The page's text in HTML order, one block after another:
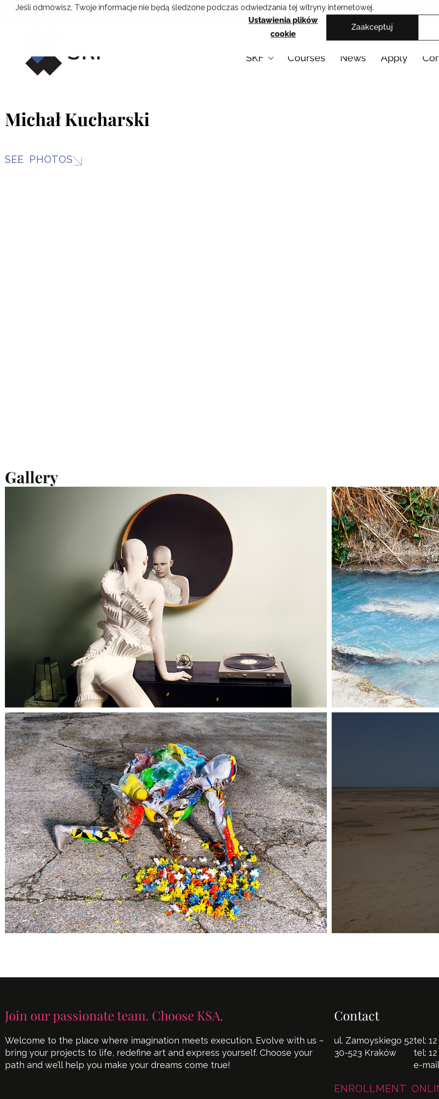
Jeśli odmówisz, Twoje informacje nie będą śledzone podczas odwiedzania tej witryny internetowej.
Ustawienia plików
cookie
Zaakceptuj
Skip
Cracow School of Art & Fashion Design
SKF Courses News Apply
Michał Kucharski
SEE PHOTOS
Gallery
Join our passionate team. Choose KSA.
Welcome to the place where imagination meets execution. Evolve with us –
bring your projects to life, redefine art and express yourself. Choose your
path and we’ll help you make your dreams come true!
Contact
ul. Zamoyskiego 52
30-523 Kraków
tel:
tel:
e-
ENROLLMENT